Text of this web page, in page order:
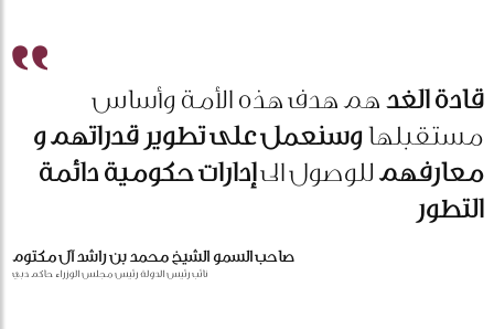
قادة الغدهم هدف هذه الأمة وأساس
مستقبلهاوسنعمل على تطوير قدراتهم و
معارفهمللوصول الىإدارات حكومية دائمة
التطور
صاحب السمو الشيخ محمد بن راشد آل مكتوم
نائب رئيس الدولة رئيس مجلس الوزراء حاكم دبي